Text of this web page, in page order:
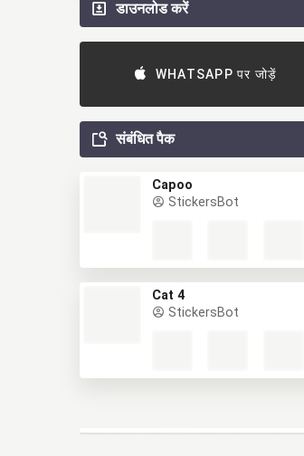
डाउनलोड करें
WHATSAPP पर जोड़ें
संबंधित पैक
Capoo
StickersBot
Cat 4
StickersBot